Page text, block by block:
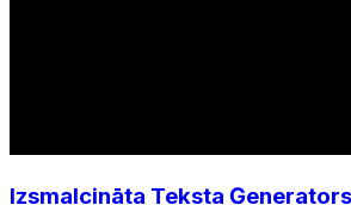
Izsmalcināta Teksta